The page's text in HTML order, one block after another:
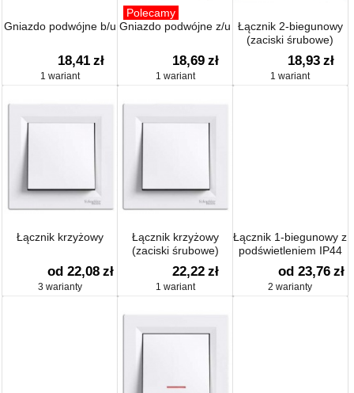
Gniazdo podwójne b/u
18,41 zł
1 wariant
Polecamy
Gniazdo podwójne z/u
18,69 zł
1 wariant
Łącznik 2-biegunowy
(zaciski śrubowe)
18,93 zł
1 wariant
Łącznik krzyżowy
od 22,08 zł
3 warianty
Łącznik krzyżowy
(zaciski śrubowe)
22,22 zł
1 wariant
Łącznik 1-biegunowy z
podświetleniem IP44
od 23,76 zł
2 warianty